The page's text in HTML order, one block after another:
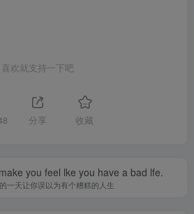
喜欢就支持一下吧
分享 收藏
you feel lke you have a bad lfe.
一天让你误以为有个糟糕的人生